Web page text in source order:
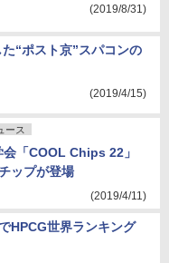
(2019/8/31)
“ポスト京”スパコンの
(2019/4/15)
ース
「COOL Chips 22」
ップが登場
(2019/4/11)
HPCG世界ランキング